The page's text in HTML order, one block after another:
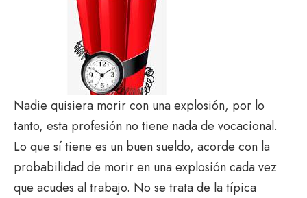
Nadie quisiera morir con una explosión, por lo
tanto, esta profesión no tiene nada de vocacional.
Lo que sí tiene es un buen sueldo, acorde con la
probabilidad de morir en una explosión cada vez
que acudes al trabajo. No se trata de la típica